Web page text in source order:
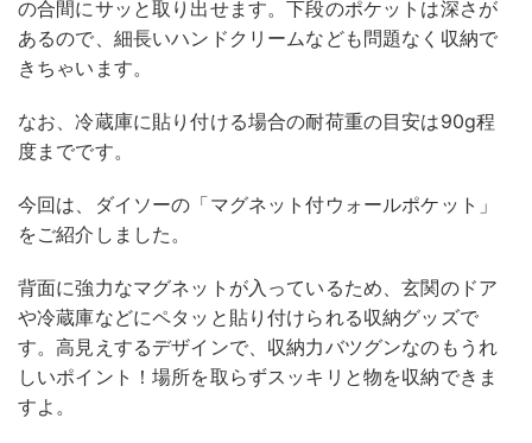
の合間にサッと取り出せます。下段のポケットは深さが
あるので、細長いハンドクリームなども問題なく収納で
きちゃいます。
なお、冷蔵庫に貼り付ける場合の耐荷重の目安は90g程
度までです。
今回は、ダイソーの「マグネット付ウォールポケット」
をご紹介しました。
背面に強力なマグネットが入っているため、玄関のドア
や冷蔵庫などにペタッと貼り付けられる収納グッズで
す。高見えするデザインで、収納力バツグンなのもうれ
しいポイント！場所を取らずスッキリと物を収納できま
すよ。